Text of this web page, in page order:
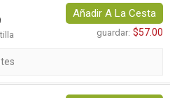
Añadir A La Cesta
guardar: $57.00